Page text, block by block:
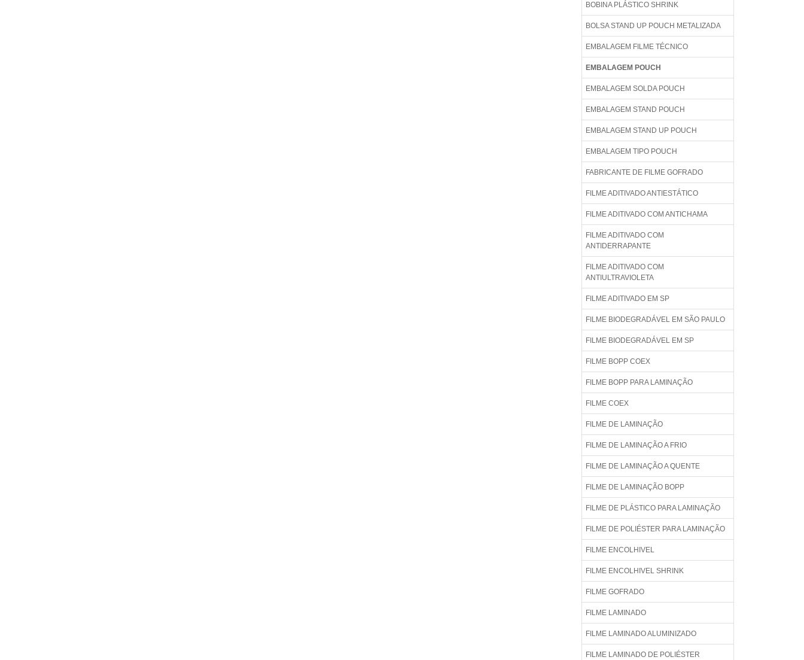
BOBINA PLÁSTICO SHRINK
BOLSA STAND UP POUCH METALIZADA
EMBALAGEM FILME TÉCNICO
EMBALAGEM POUCH
EMBALAGEM SOLDA POUCH
EMBALAGEM STAND POUCH
EMBALAGEM STAND UP POUCH
EMBALAGEM TIPO POUCH
FABRICANTE DE FILME GOFRADO
FILME ADITIVADO ANTIESTÁTICO
FILME ADITIVADO COM ANTICHAMA
FILME ADITIVADO COM
ANTIDERRAPANTE
FILME ADITIVADO COM
ANTIULTRAVIOLETA
FILME ADITIVADO EM SP
FILME BIODEGRADÁVEL EM SÃO PAULO
FILME BIODEGRADÁVEL EM SP
FILME BOPP COEX
FILME BOPP PARA LAMINAÇÃO
FILME COEX
FILME DE LAMINAÇÃO
FILME DE LAMINAÇÃO A FRIO
FILME DE LAMINAÇÃO A QUENTE
FILME DE LAMINAÇÃO BOPP
FILME DE PLÁSTICO PARA LAMINAÇÃO
FILME DE POLIÉSTER PARA LAMINAÇÃO
FILME ENCOLHIVEL
FILME ENCOLHIVEL SHRINK
FILME GOFRADO
FILME LAMINADO
FILME LAMINADO ALUMINIZADO
FILME LAMINADO DE POLIÉSTER